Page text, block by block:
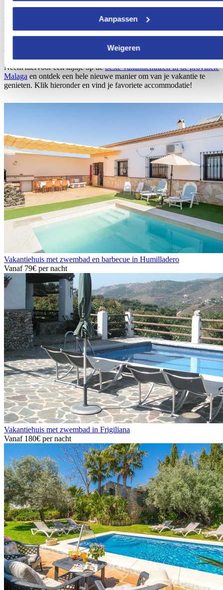
Aanpassen
Weigeren
Zoals je hebt kunnen zien loopt de Gran Senda door heel de
provincie Malaga. Dit maakt het gemakkelijk om een villa of
vakantiehuis te vinden. Ongeacht in welke plaats je wandelavontuur
begint of eindigt, je vindt altijd wel een geschikte villa waar je kunt
verblijven en heerlijk tot rust kunt komen in een natuurrijke
omgeving.
Neem hiervoor een kijkje op debeste vakantiehuizen in de provincie
Malaga en ontdek een hele nieuwe manier om van je vakantie te
genieten. Klik hieronder en vind je favoriete accommodatie!
Vakantiehuis met zwembad en barbecue in Humilladero
Vanaf 79€ per nacht
Vakantiehuis met zwembad in Frigiliana
Vanaf 180€ per nacht